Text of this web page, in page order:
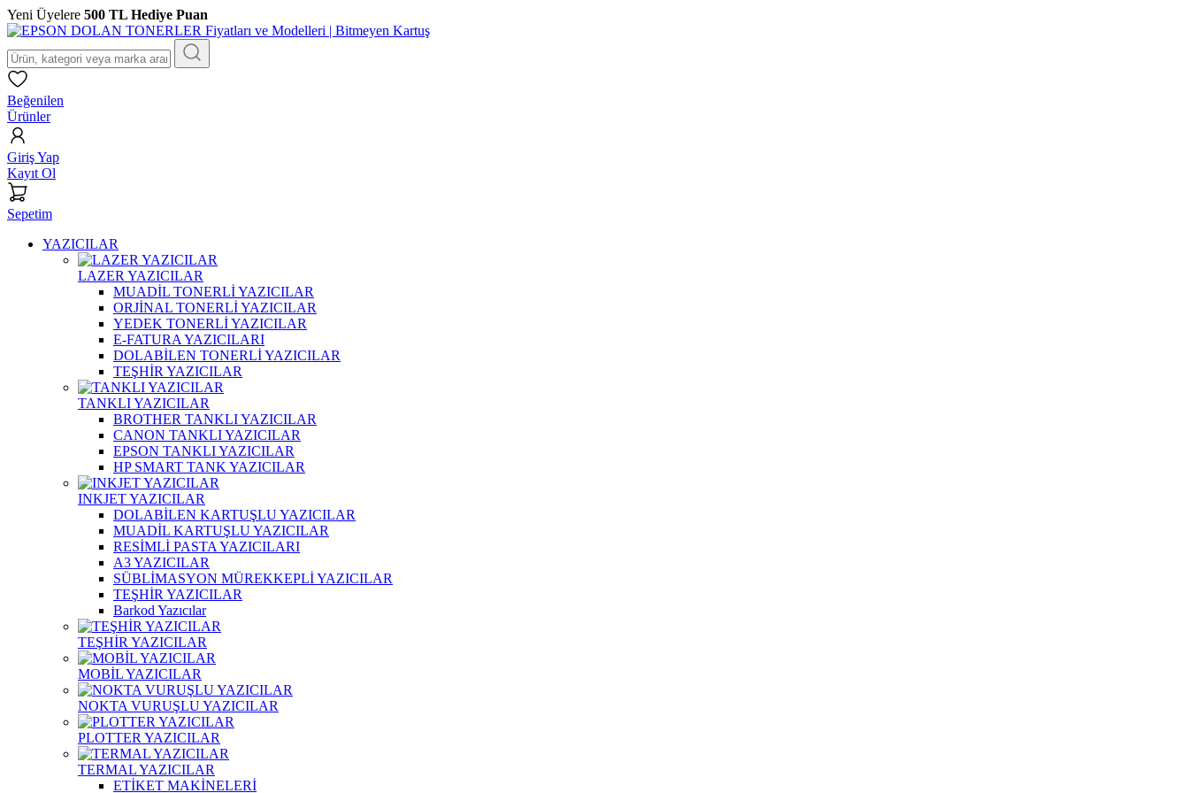
Yeni Üyelere 500 TL Hediye Puan
Beğenilen
Ürünler
Giriş Yap
Kayıt Ol
Sepetim
YAZICILAR
LAZER YAZICILAR
MUADİL TONERLİ YAZICILAR
ORJİNAL TONERLİ YAZICILAR
YEDEK TONERLİ YAZICILAR
E-FATURA YAZICILARI
DOLABİLEN TONERLİ YAZICILAR
TEŞHİR YAZICILAR
TANKLI YAZICILAR
BROTHER TANKLI YAZICILAR
CANON TANKLI YAZICILAR
EPSON TANKLI YAZICILAR
HP SMART TANK YAZICILAR
INKJET YAZICILAR
DOLABİLEN KARTUŞLU YAZICILAR
MUADİL KARTUŞLU YAZICILAR
RESİMLİ PASTA YAZICILARI
A3 YAZICILAR
SÜBLİMASYON MÜREKKEPLİ YAZICILAR
TEŞHİR YAZICILAR
Barkod Yazıcılar
TEŞHİR YAZICILAR
MOBİL YAZICILAR
NOKTA VURUŞLU YAZICILAR
PLOTTER YAZICILAR
TERMAL YAZICILAR
ETİKET MAKİNELERİ